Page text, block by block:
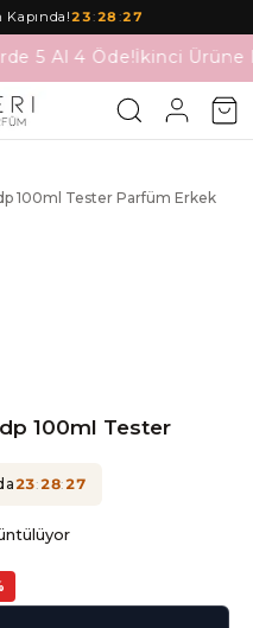
Kapında!23:28:27
5 Al 4 Öde!İkinci Ürüne
100ml Tester Parfüm Erkek
100ml Tester
23:28:27